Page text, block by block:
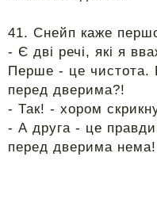
41. Снейп каже
- Є дві речі, які я
Перше - це чистота.
перед дверима?!
- Так! - хором
- А друга - це
перед дверима нема!